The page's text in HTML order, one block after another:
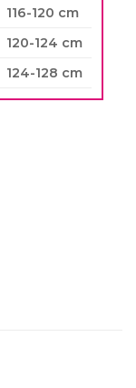
116-120 cm
120-124 cm
124-128 cm